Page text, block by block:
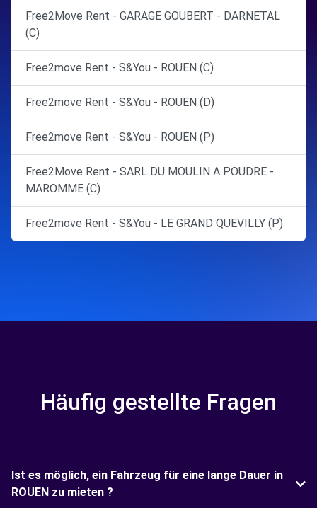
Free2Move Rent - GARAGE GOUBERT - DARNETAL
(C)
Free2move Rent - S&You - ROUEN (C)
Free2move Rent - S&You - ROUEN (D)
Free2move Rent - S&You - ROUEN (P)
Free2Move Rent - SARL DU MOULIN A POUDRE -
MAROMME (C)
Free2move Rent - S&You - LE GRAND QUEVILLY (P)
Häufig gestellte Fragen
Ist es möglich, ein Fahrzeug für eine lange Dauer in
ROUEN zu mieten ?